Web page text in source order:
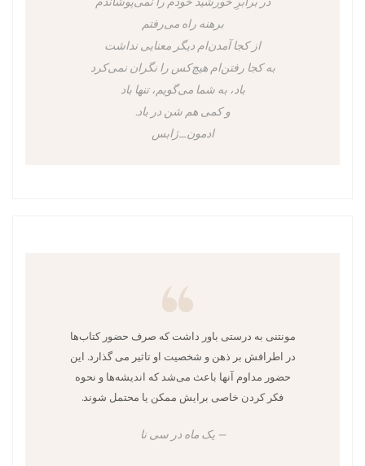
برهنه راه می‌رفتم
از کجا آمدن‌ام دیگر معنایی نداشت
به کجا رفتن‌ام هیچ‌کس را نگران نمی‌کرد
باد، به شما می‌گویم، تنها باد
و کمی هم شن در باد.
ادمون_ژابس
مونتنی به درستی باور داشت که صرف حضور کتاب‌ها
در اطرافش بر ذهن و شخصیت او تاثیر می گذارد. این
حضور مداوم آنها باعث می‌شد که اندیشه‌ها و نحوه
فکر کردن خاصی برایش ممکن یا محتمل شوند.
یک ماه در سی نا